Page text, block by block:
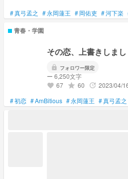
#真弓孟之 #永岡蓮王 #岡佑吏 #河下楽
青春・学園
その恋、上書きしま
lock フォロワー限定
ー 6,250文字
favorite 67 grade 60 update 2023/04/
#初恋 #AmBitious #永岡蓮王 #真弓孟之